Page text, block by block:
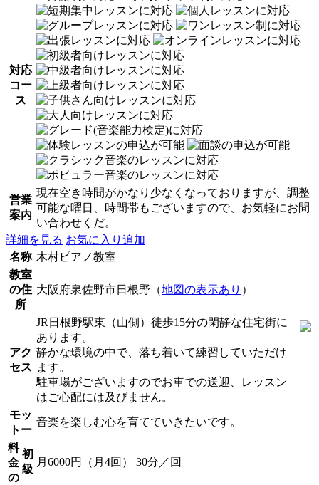
対応
コー
ス
営業
案内
現在空き時間がかなり少なくなっておりますが、調整
可能な曜日、時間帯もございますので、お気軽にお問
い合わせくだ。
詳細を見る お気に入り追加
名称 木村ピアノ教室
教室
の住
所
大阪府泉佐野市日根野（地図の表示あり ）
アク
セス
JR日根野駅東（山側）徒歩15分の閑静な住宅街に
あります。
静かな環境の中で、落ち着いて練習していただけ
ます。
駐車場がございますのでお車での送迎、レッスン
はご心配には及びません。
モッ
トー
音楽を楽しむ心を育てていきたいです。
料
金
の
初
級
月6000円（月4回） 30分／回